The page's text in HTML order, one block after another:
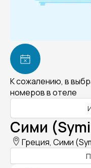
К сожалению, в
номеров в отеле
Сими
Греция, Сими